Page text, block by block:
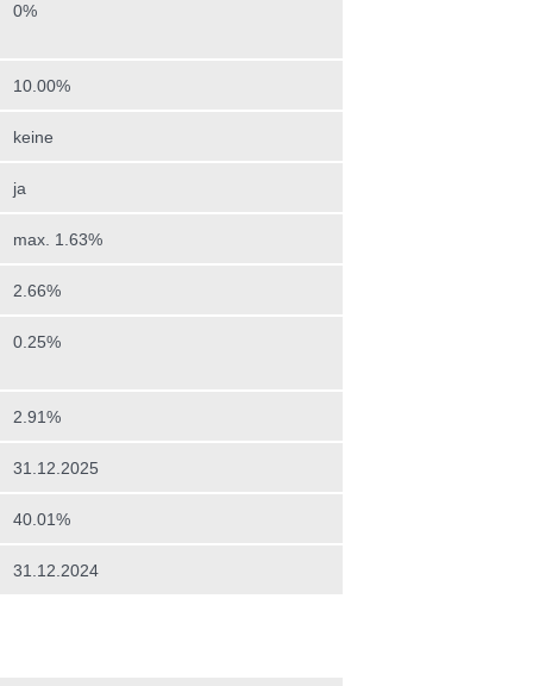
0%
10.00%
keine
ja
max. 1.63%
2.66%
0.25%
2.91%
31.12.2025
40.01%
31.12.2024